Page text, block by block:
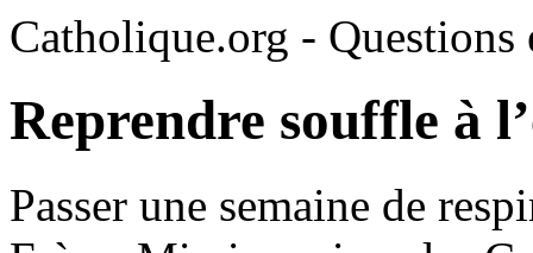
Catholique.org - Questions
Reprendre souffle à
Passer une semaine de